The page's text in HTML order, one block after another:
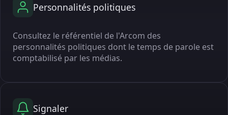
Personnalités politiques
Consultez le référentiel de l'Arcom des
personnalités politiques dont le temps de parole est
comptabilisé par les médias.
Signaler